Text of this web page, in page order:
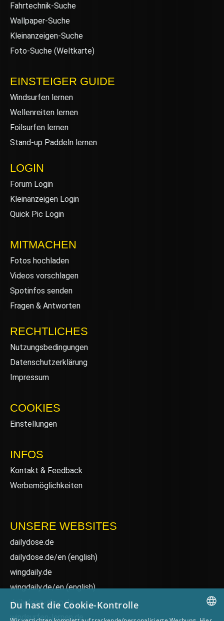
Fahrtechnik-Suche
Wallpaper-Suche
Kleinanzeigen-Suche
Foto-Suche (Weltkarte)
EINSTEIGER GUIDE
Windsurfen lernen
Wellenreiten lernen
Foilsurfen lernen
Stand-up Paddeln lernen
LOGIN
Forum Login
Kleinanzeigen Login
Quick Pic Login
MITMACHEN
Fotos hochladen
Videos vorschlagen
Spotinfos senden
Fragen & Antworten
RECHTLICHES
Nutzungsbedingungen
Datenschutzerklärung
Impressum
COOKIES
Einstellungen
INFOS
Kontakt & Feedback
Werbemöglichkeiten
UNSERE WEBSITES
dailydose.de
dailydose.de/en (english)
wingdaily.de
wingdaily.de/en(english)
dailydose-shop.de
windsurfen-lernen.de
Du hast die Cookie-Kontrolle